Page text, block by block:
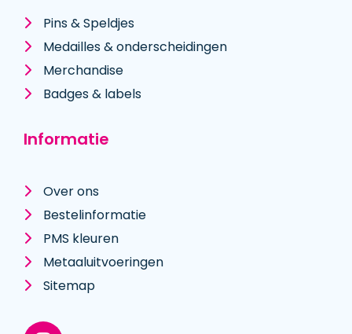
Pins & Speldjes
Medailles & onderscheidingen
Merchandise
Badges & labels
Informatie
Over ons
Bestelinformatie
PMS kleuren
Metaal­uitvoeringen
Sitemap